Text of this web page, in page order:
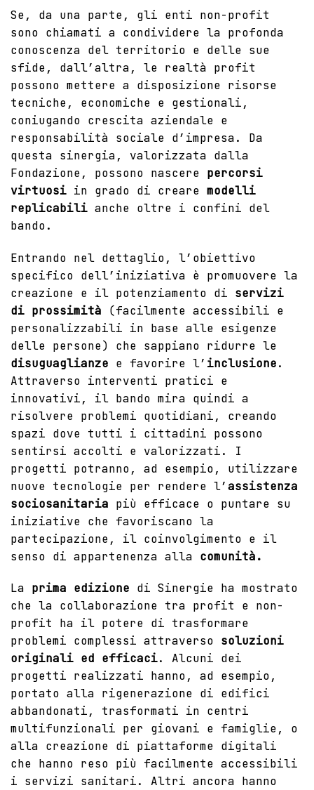
Se, da una parte, gli enti non-profit
sono chiamati a condividere la profonda
conoscenza del territorio e delle sue
sfide, dall’altra, le realtà profit
possono mettere a disposizione risorse
tecniche, economiche e gestionali,
coniugando crescita aziendale e
responsabilità sociale d’impresa. Da
questa sinergia, valorizzata dalla
Fondazione, possono nascere percorsi
virtuosi in grado di creare modelli
replicabili anche oltre i confini del
bando.
Entrando nel dettaglio, l’obiettivo
specifico dell’iniziativa è promuovere la
creazione e il potenziamento di servizi
di prossimità (facilmente accessibili e
personalizzabili in base alle esigenze
delle persone) che sappiano ridurre le
disuguaglianze e favorire l’ inclusione.
Attraverso interventi pratici e
innovativi, il bando mira quindi a
risolvere problemi quotidiani, creando
spazi dove tutti i cittadini possono
sentirsi accolti e valorizzati. I
progetti potranno, ad esempio, utilizzare
nuove tecnologie per rendere l’assistenza
sociosanitaria più efficace o puntare su
iniziative che favoriscano la
partecipazione, il coinvolgimento e il
senso di appartenenza alla comunità.
La prima edizione di Sinergie ha mostrato
che la collaborazione tra profit e non-
profit ha il potere di trasformare
problemi complessi attraverso soluzioni
originali ed efficaci. Alcuni dei
progetti realizzati hanno, ad esempio,
portato alla rigenerazione di edifici
abbandonati, trasformati in centri
multifunzionali per giovani e famiglie, o
alla creazione di piattaforme digitali
che hanno reso più facilmente accessibili
i servizi sanitari. Altri ancora hanno